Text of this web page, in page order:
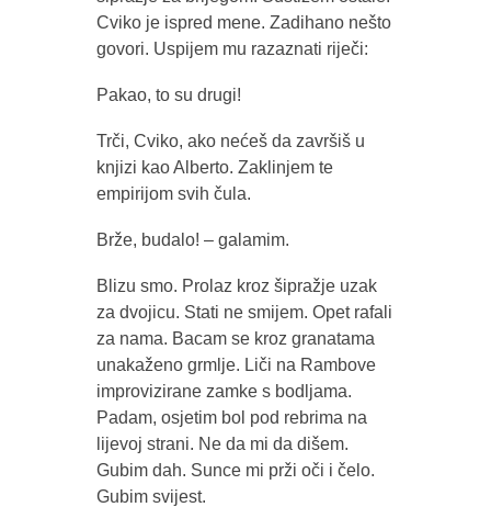
Cviko je ispred mene. Zadihano nešto
govori. Uspijem mu razaznati riječi:
Pakao, to su drugi!
Trči, Cviko, ako nećeš da završiš u
knjizi kao Alberto. Zaklinjem te
empirijom svih čula.
Brže, budalo! – galamim.
Blizu smo. Prolaz kroz šipražje uzak
za dvojicu. Stati ne smijem. Opet rafali
za nama. Bacam se kroz granatama
unakaženo grmlje. Liči na Rambove
improvizirane zamke s bodljama.
Padam, osjetim bol pod rebrima na
lijevoj strani. Ne da mi da dišem.
Gubim dah. Sunce mi prži oči i čelo.
Gubim svijest.